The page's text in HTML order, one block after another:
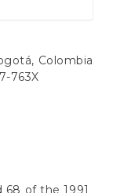
Colombia
763X